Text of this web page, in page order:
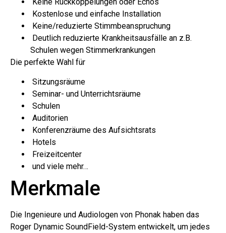
Keine Rückkoppelungen oder Echos
Kostenlose und einfache Installation
Keine/reduzierte Stimmbeanspruchung
Deutlich reduzierte Krankheitsausfälle an z.B.
Schulen wegen Stimmerkrankungen
Die perfekte Wahl für
Sitzungsräume
Seminar- und Unterrichtsräume
Schulen
Auditorien
Konferenzräume des Aufsichtsrats
Hotels
Freizeitcenter
und viele mehr…
Merkmale
Die Ingenieure und Audiologen von Phonak haben das
Roger Dynamic SoundField-System entwickelt, um jedes